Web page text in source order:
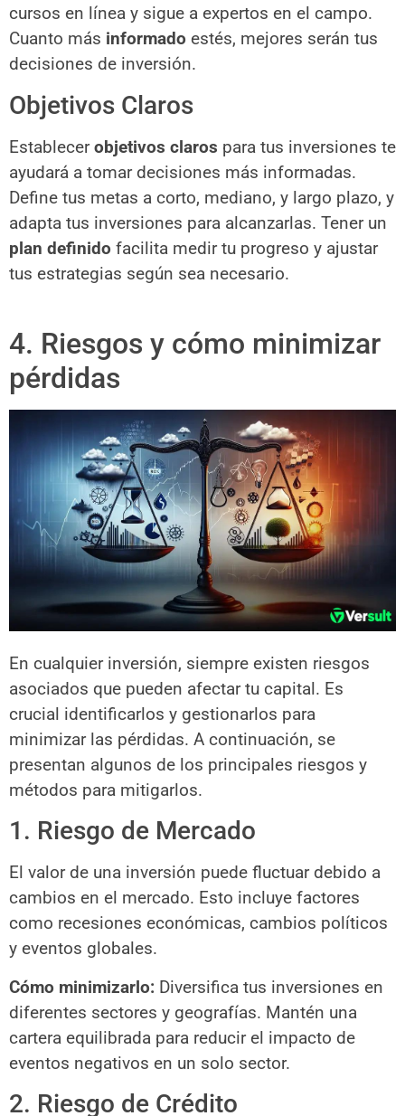
cursos en línea y sigue a expertos en el campo.
Cuanto más informado estés, mejores serán tus
decisiones de inversión.
Objetivos Claros
Establecerobjetivos claros para tus inversiones te
ayudará a tomar decisiones más informadas.
Define tus metas a corto, mediano, y largo plazo, y
adapta tus inversiones para alcanzarlas. Tener un
plan definido facilita medir tu progreso y ajustar
tus estrategias según sea necesario.
4. Riesgos y cómo minimizar
pérdidas
En cualquier inversión, siempre existen riesgos
asociados que pueden afectar tu capital. Es
crucial identificarlos y gestionarlos para
minimizar las pérdidas. A continuación, se
presentan algunos de los principales riesgos y
métodos para mitigarlos.
1. Riesgo de Mercado
El valor de una inversión puede fluctuar debido a
cambios en el mercado. Esto incluye factores
como recesiones económicas, cambios políticos
y eventos globales.
Cómo minimizarlo: Diversifica tus inversiones en
diferentes sectores y geografías. Mantén una
cartera equilibrada para reducir el impacto de
eventos negativos en un solo sector.
2. Riesgo de Crédito